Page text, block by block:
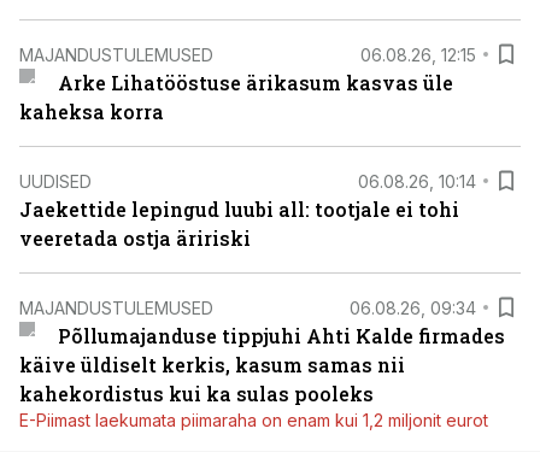
MAJANDUSTULEMUSED 06.08.26, 12:15
Arke Lihatööstuse ärikasum kasvas üle
kaheksa korra
UUDISED 06.08.26, 10:14
Jaekettide lepingud luubi all: tootjale ei tohi
veeretada ostja äririski
MAJANDUSTULEMUSED 06.08.26, 09:34
Põllumajanduse tippjuhi Ahti Kalde firmades
käive üldiselt kerkis, kasum samas nii
kahekordistus kui ka sulas pooleks
E-Piimast laekumata piimaraha on enam kui 1,2 miljonit eurot